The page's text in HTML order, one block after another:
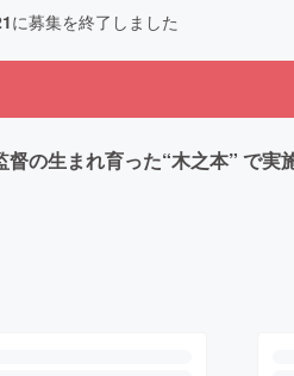
に募集を終了しました
の生まれ育った“木之本” で実